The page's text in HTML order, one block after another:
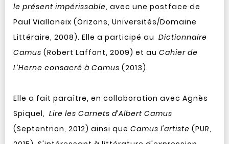
le présent impérissable, avec une postface de
Paul Viallaneix (Orizons, Universités/Domaine
Littéraire, 2008). Elle a participé au Dictionnaire
Camus (Robert Laffont, 2009) et au Cahier de
L’Herne consacré à Camus (2013).
Elle a fait paraître, en collaboration avec Agnès
Spiquel, Lire les Carnets d’Albert Camus
(Septentrion, 2012) ainsi que Camus l'artiste (PUR,